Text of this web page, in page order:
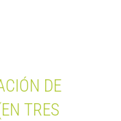
DE
TRES